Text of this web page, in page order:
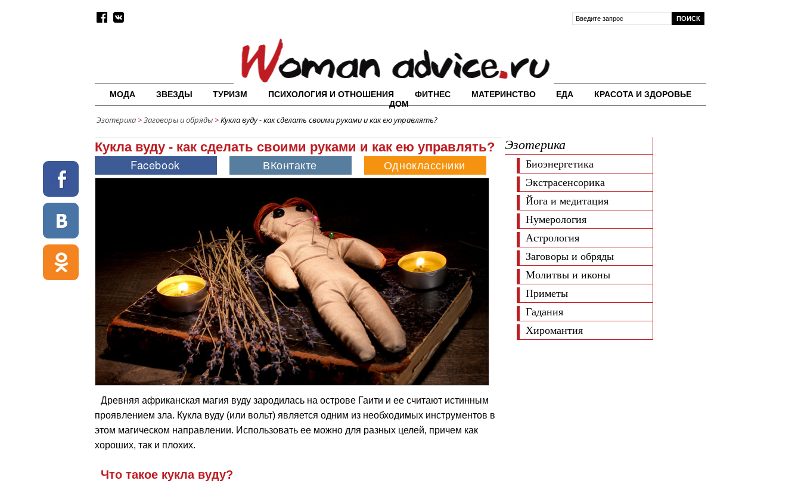
МОДА ЗВЕЗДЫ ТУРИЗМ ПСИХОЛОГИЯ И ОТНОШЕНИЯ ФИТНЕС МАТЕРИНСТВО ЕДА
КРАСОТА И ЗДОРОВЬЕ
ДОМ
Эзотерика >Заговоры и обряды >Кукла вуду - как сделать своими руками и как ею управлять?
Кукла вуду - как сделать своими руками и как ею управлять?
Древняя африканская магия вуду зародилась на острове Гаити и ее считают истинным
проявлением зла. Кукла вуду (или вольт) является одним из необходимых инструментов в
этом магическом направлении. Использовать ее можно для разных целей, причем как
хороших, так и плохих.
Что такое кукла вуду?
Эзотерика
Биоэнергетика
Экстрасенсорика
Йога и медитация
Нумерология
Астрология
Заговоры и обряды
Молитвы и иконы
Приметы
Гадания
Хиромантия